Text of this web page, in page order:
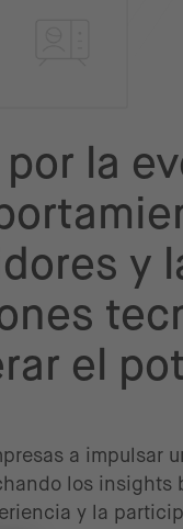
por la
y
el
a impulsar
los insights
y la